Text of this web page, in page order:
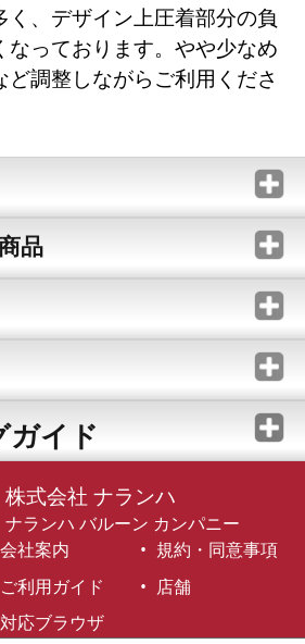
く、デザイン上圧着部分の負
なっております。やや少なめ
ど調整しながらご利用くださ
品
ガイド
株式会社 ナランハ
ナランハ バルーン カンパニー
会社案内
規約・同意事項
ご利用ガイド
店舗
対応ブラウザ